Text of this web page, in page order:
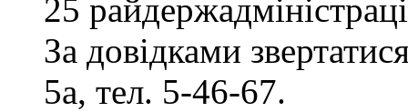
25
За довідками
5а, тел. 5-46-67.